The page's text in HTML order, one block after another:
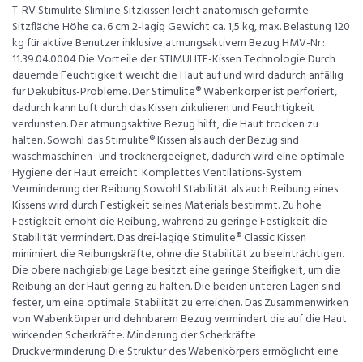
T-RV Stimulite Slimline Sitzkissen leicht anatomisch geformte
Sitzfläche Höhe ca. 6 cm 2-lagig Gewicht ca. 1,5 kg, max. Belastung 120
kg für aktive Benutzer inklusive atmungsaktivem Bezug HMV-Nr.:
11.39.04.0004 Die Vorteile der STIMULITE-Kissen Technologie Durch
dauernde Feuchtigkeit weicht die Haut auf und wird dadurch anfällig
für Dekubitus-Probleme. Der Stimulite® Wabenkörper ist perforiert,
dadurch kann Luft durch das Kissen zirkulieren und Feuchtigkeit
verdunsten. Der atmungsaktive Bezug hilft, die Haut trocken zu
halten. Sowohl das Stimulite® Kissen als auch der Bezug sind
waschmaschinen- und trocknergeeignet, dadurch wird eine optimale
Hygiene der Haut erreicht. Komplettes Ventilations-System
Verminderung der Reibung Sowohl Stabilität als auch Reibung eines
Kissens wird durch Festigkeit seines Materials bestimmt. Zu hohe
Festigkeit erhöht die Reibung, während zu geringe Festigkeit die
Stabilität vermindert. Das drei-lagige Stimulite® Classic Kissen
minimiert die Reibungskräfte, ohne die Stabilität zu beeinträchtigen.
Die obere nachgiebige Lage besitzt eine geringe Steifigkeit, um die
Reibung an der Haut gering zu halten. Die beiden unteren Lagen sind
fester, um eine optimale Stabilität zu erreichen. Das Zusammenwirken
von Wabenkörper und dehnbarem Bezug vermindert die auf die Haut
wirkenden Scherkräfte. Minderung der Scherkräfte
Druckverminderung Die Struktur des Wabenkörpers ermöglicht eine